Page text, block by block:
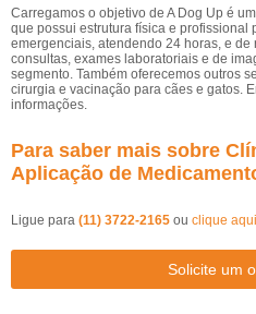
Carregamos o objetivo de A Dog Up é
que possui estrutura física e profissional
emergenciais, atendendo 24 horas, e
consultas, exames laboratoriais e de
segmento. Também oferecemos outros
cirurgia e vacinação para cães e gatos.
informações.
Para saber mais sobre
Aplicação de
Ligue para (11) 3722-2165 ou clique aqui
Solicite um